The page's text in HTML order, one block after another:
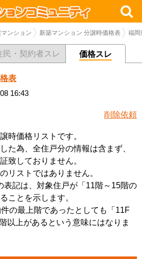
ンション 新築マンション 分譲時価格表 福岡
民・契約者スレ 価格スレ
表
16:43
削除依頼
時価格リストです。
た為、全住戸分の情報は含まず、
致しておりません。
リストではありません。
記は、対象住戸が「11階～15階の
ことを示します。
の最上階であったとしても「11F
以上があるという意味にはなりま